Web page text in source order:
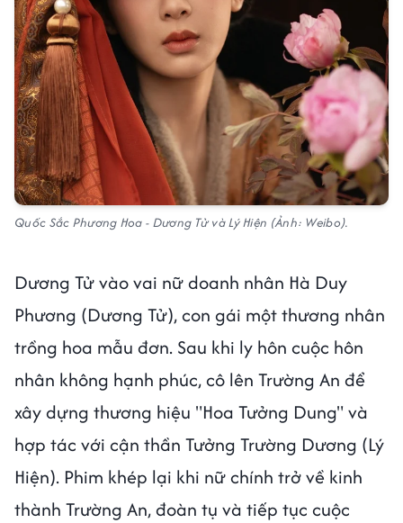
Quốc Sắc Phương Hoa - Dương Tử và Lý Hiện (Ảnh: Weibo).
Dương Tử vào vai nữ doanh nhân Hà Duy
Phương (Dương Tử), con gái một thương nhân
trồng hoa mẫu đơn. Sau khi ly hôn cuộc hôn
nhân không hạnh phúc, cô lên Trường An để
xây dựng thương hiệu "Hoa Tưởng Dung" và
hợp tác với cận thần Tưởng Trường Dương (Lý
Hiện). Phim khép lại khi nữ chính trở về kinh
thành Trường An, đoàn tụ và tiếp tục cuộc